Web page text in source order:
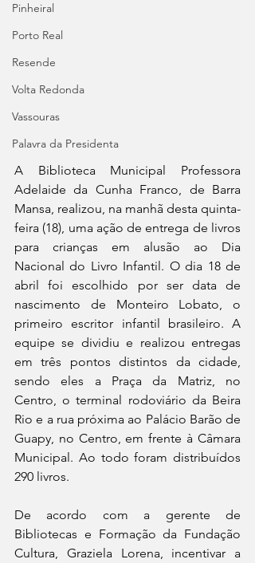
Pinheiral
Porto Real
Resende
Volta Redonda
Vassouras
Palavra da Presidenta
A Biblioteca Municipal Professora
Adelaide da Cunha Franco, de Barra
Mansa, realizou, na manhã desta quinta-
feira (18), uma ação de entrega de livros
para crianças em alusão ao Dia
Nacional do Livro Infantil. O dia 18 de
abril foi escolhido por ser data de
nascimento de Monteiro Lobato, o
primeiro escritor infantil brasileiro. A
equipe se dividiu e realizou entregas
em três pontos distintos da cidade,
sendo eles a Praça da Matriz, no
Centro, o terminal rodoviário da Beira
Rio e a rua próxima ao Palácio Barão de
Guapy, no Centro, em frente à Câmara
Municipal. Ao todo foram distribuídos
290 livros.
De acordo com a gerente de
Bibliotecas e Formação da Fundação
Cultura, Graziela Lorena, incentivar a